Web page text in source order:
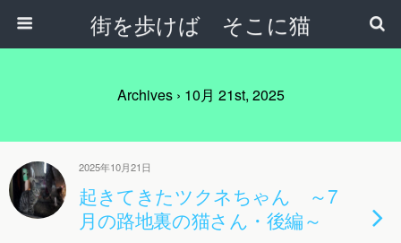
街を歩けば そこに猫
Archives › 10月 21st, 2025
2025年10月21日
起きてきたツクネちゃん ～7
月の路地裏の猫さん・後編～